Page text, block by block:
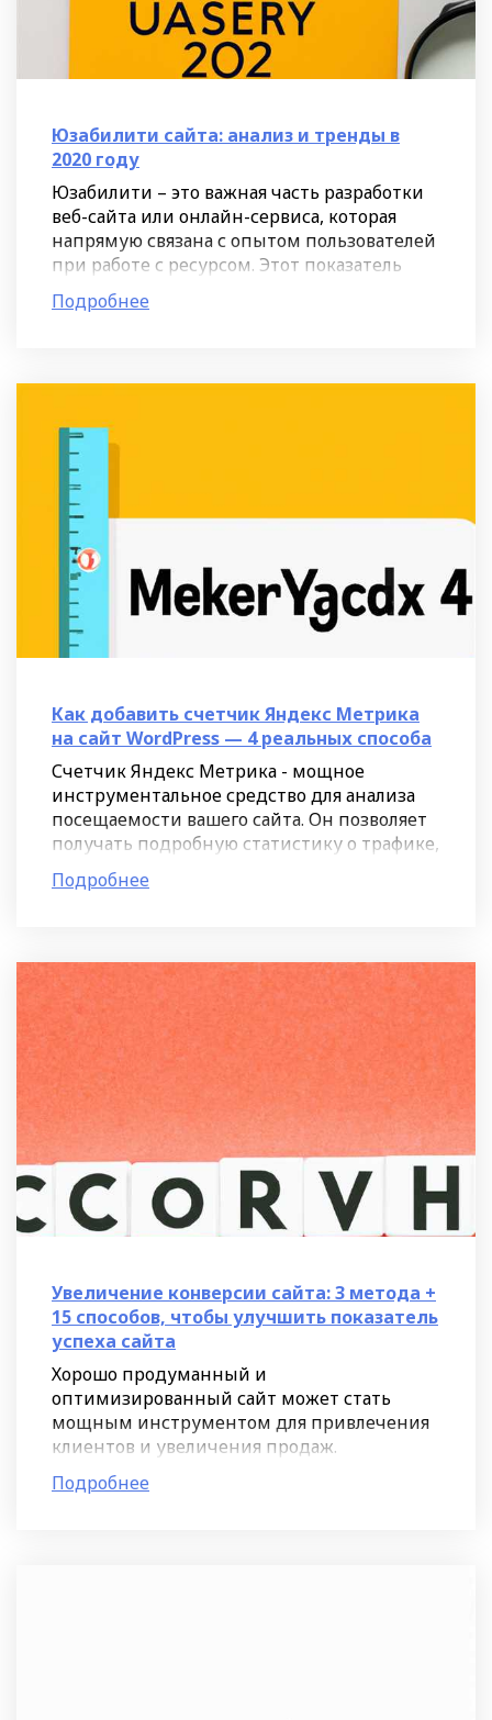
Юзабилити сайта: анализ и тренды в
2020 году
Юзабилити – это важная часть разработки
веб-сайта или онлайн-сервиса, которая
напрямую связана с опытом пользователей
при работе с ресурсом. Этот показатель
позволяет оценить, насколько простым и
понятным является
Подробнее
Как добавить счетчик Яндекс Метрика
на сайт WordPress — 4 реальных способа
Счетчик Яндекс Метрика - мощное
инструментальное средство для анализа
посещаемости вашего сайта. Он позволяет
получать подробную статистику о трафике,
поведении пользователей и конверсии. В
данной статье мы
Подробнее
Увеличение конверсии сайта: 3 метода +
15 способов, чтобы улучшить показатель
успеха сайта
Хорошо продуманный и
оптимизированный сайт может стать
мощным инструментом для привлечения
клиентов и увеличения продаж.
Большинство компаний уже успели
осознать важность конверсии и начали
Подробнее